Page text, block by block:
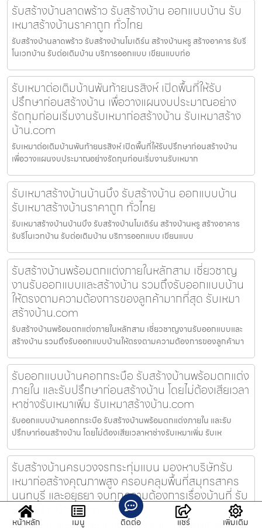
รับสร้างบ้านลาดพร้าว รับสร้างบ้าน ออกแบบบ้าน รับ
เหมาสร้างบ้านราคาถูก ทั่วไทย
รับสร้างบ้านลาดพร้าว รับสร้างบ้านโมเดิร์น สร้างบ้านหรู สร้างอาคาร รับรี
โนเวทบ้าน รับต่อเติมบ้าน บริการออกแบบ เขียนแบบก่อ
รับเหมาต่อเติมบ้านพันท้ายนรสิงห์ เปิดพื้นที่ให้รับ
ปรึกษาก่อนสร้างบ้าน เพื่อวางแผนงบประมาณอย่าง
รัดกุมก่อนเริ่มงานรับเหมาก่อสร้างบ้าน รับเหมาสร้าง
บ้าน.com
รับเหมาต่อเติมบ้านพันท้ายนรสิงห์ เปิดพื้นที่ให้รับปรึกษาก่อนสร้างบ้าน
เพื่อวางแผนงบประมาณอย่างรัดกุมก่อนเริ่มงานรับเหมาก
รับเหมาสร้างบ้านบ้านบึง รับสร้างบ้าน ออกแบบบ้าน
รับเหมาสร้างบ้านราคาถูก ทั่วไทย
รับเหมาสร้างบ้านบ้านบึง รับสร้างบ้านโมเดิร์น สร้างบ้านหรู สร้างอาคาร
รับรีโนเวทบ้าน รับต่อเติมบ้าน บริการออกแบบ เขียนแบบ
รับสร้างบ้านพร้อมตกแต่งภายในหลักสาม เชี่ยวชาญ
งานรับออกแบบและสร้างบ้าน รวมถึงรับออกแบบบ้าน
ให้ตรงตามความต้องการของลูกค้ามากที่สุด รับเหมา
สร้างบ้าน.com
รับสร้างบ้านพร้อมตกแต่งภายในหลักสาม เชี่ยวชาญงานรับออกแบบและ
สร้างบ้าน รวมถึงรับออกแบบบ้านให้ตรงตามความต้องการของลูกค้ามา
รับออกแบบบ้านคอกกระบือ รับสร้างบ้านพร้อมตกแต่ง
ภายใน และรับปรึกษาก่อนสร้างบ้าน โดยไม่ต้องเสียเวลา
หาช่างรับเหมาเพิ่ม รับเหมาสร้างบ้าน.com
รับออกแบบบ้านคอกกระบือ รับสร้างบ้านพร้อมตกแต่งภายใน และรับ
ปรึกษาก่อนสร้างบ้าน โดยไม่ต้องเสียเวลาหาช่างรับเหมาเพิ่ม รับเห
รับสร้างบ้านครบวงจรกระทุ่มแบน มองหาบริษัทรับ
เหมาก่อสร้างคุณภาพสูง ครอบคลุมพื้นที่สมุทรสาคร
นนทบุรี และอยุธยา จบทุกความต้องการเรื่องบ้านที่ รับ
เหมาสร้างบ้าน.com
หน้าหลัก เมนู ติดต่อ แชร์ เพิ่มเติม